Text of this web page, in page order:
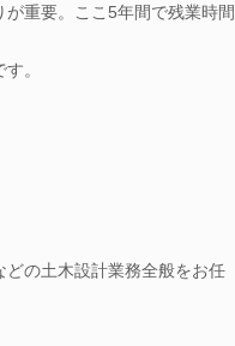
重要。ここ5年間で残業時間
。
どの土木設計業務全般をお任